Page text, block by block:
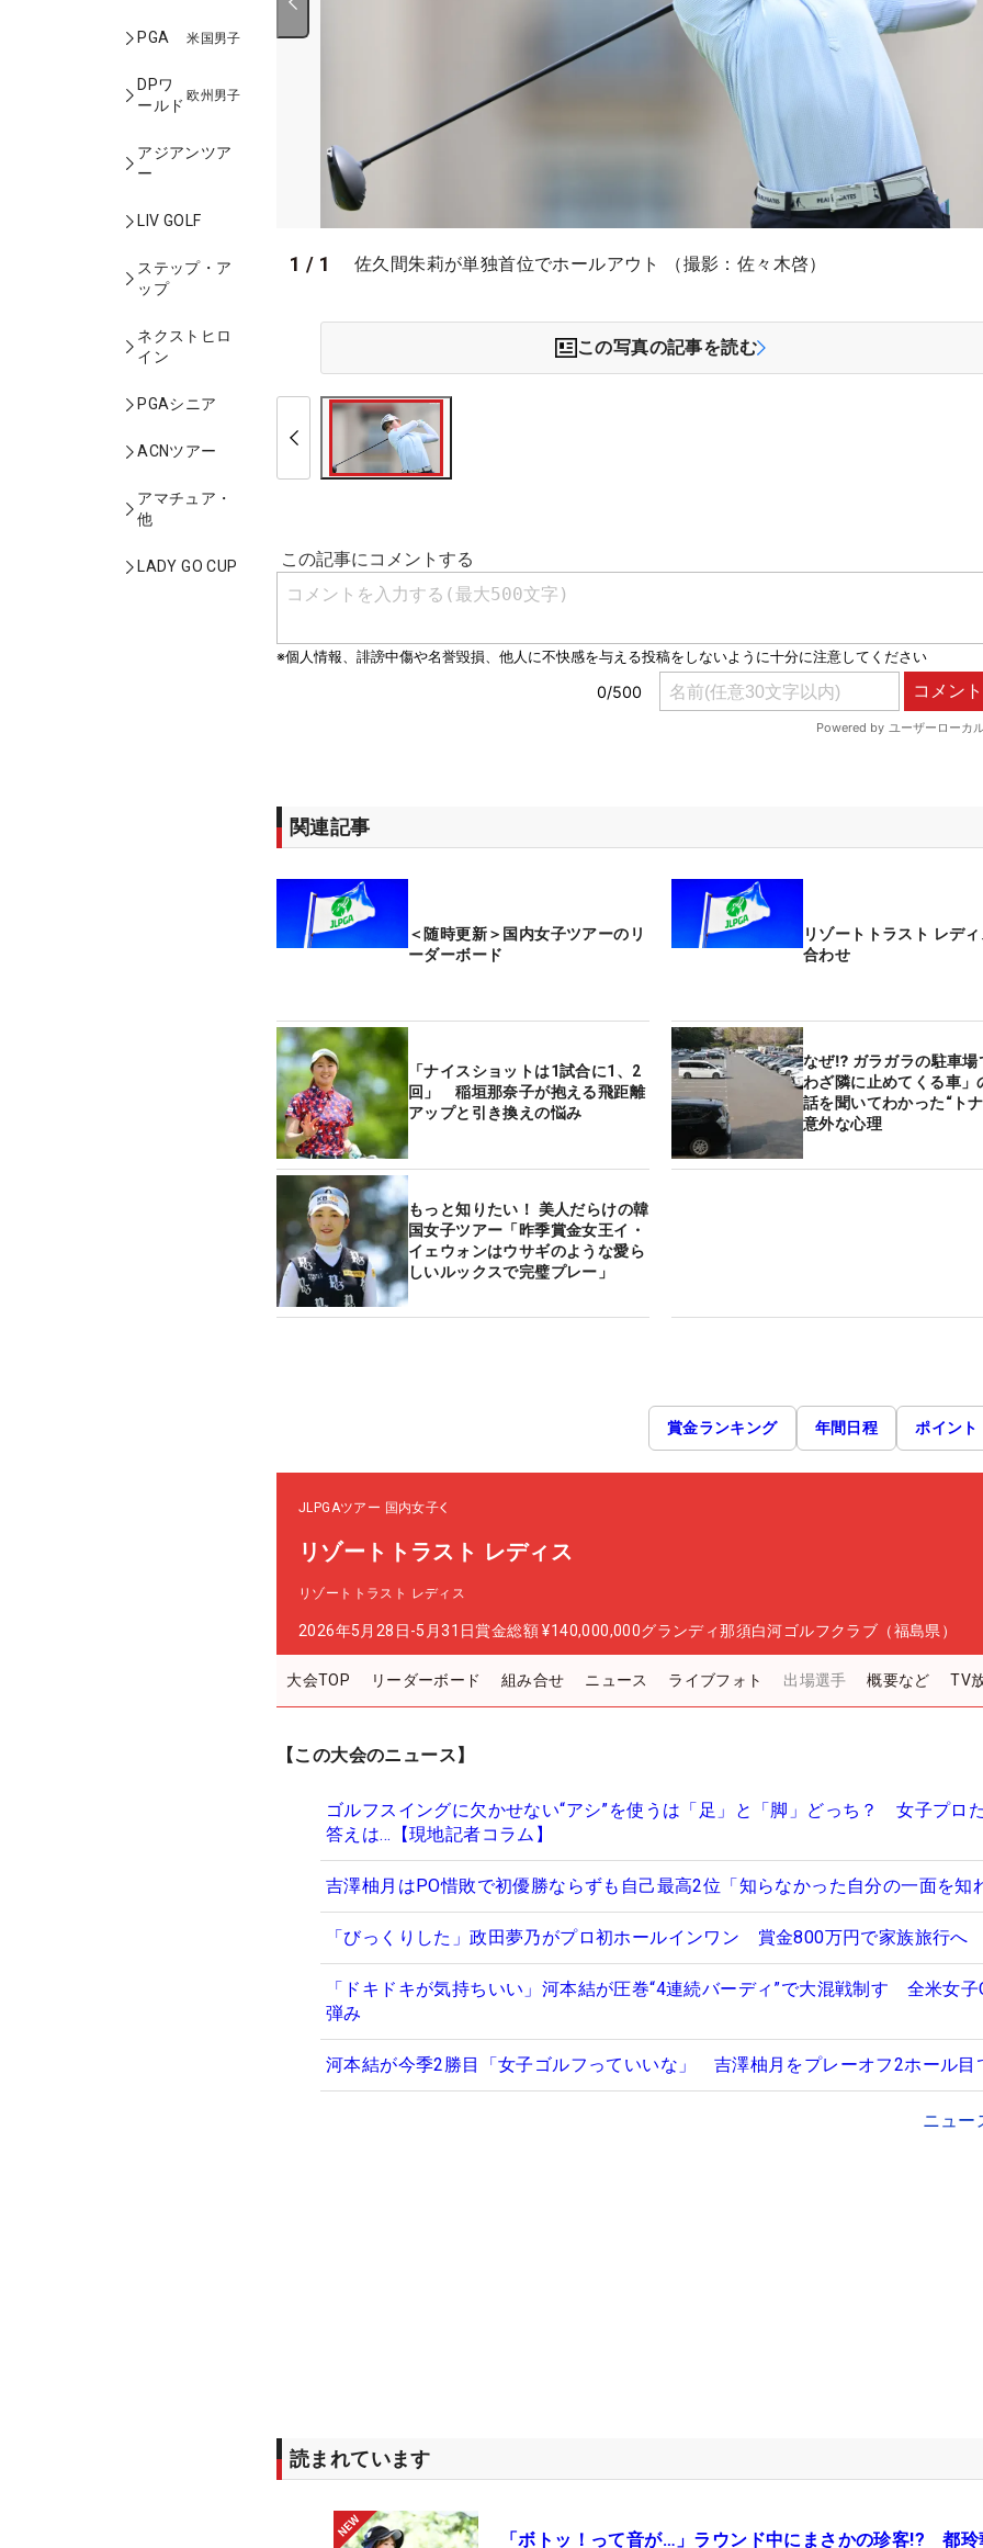
PGA 米国男子
DPワ
ールド
欧州男子
アジアンツア
ー
LIV GOLF
ステップ・ア
ップ
ネクストヒロ
イン
PGAシニア
ACNツアー
アマチュア・
他
LADY GO CUP
1 / 1 佐久間朱莉が単独首位でホールアウト （撮影：佐々木啓）
この写真の記事を読む
関連記事
＜随時更新＞国内女子ツアーのリ
ーダーボード
リゾートトラスト レデ
合わせ
「ナイスショットは1試合に1、2
回」 稲垣那奈子が抱える飛距離
アップと引き換えの悩み
なぜ⁉ ガラガラの駐車場
わざ隣に止めてくる車
話を聞いてわかった“ト
意外な心理
もっと知りたい！ 美人だらけの韓
国女子ツアー「昨季賞金女王イ・
イェウォンはウサギのような愛ら
しいルックスで完璧プレー」
賞金ランキング 年間日程 ポイント
JLPGAツアー 国内女子
リゾートトラスト レディス
リゾートトラスト レディス
2026年5月28日-5月31日賞金総額 ¥140,000,000グランディ那須白河ゴルフクラブ（福島県）
大会TOP リーダーボード 組み合せ ニュース ライブフォト 出場選手 概要など TV
【この大会のニュース】
ゴルフスイングに欠かせない“アシ”を使うは「足」と「脚」どっち？ 女子プロ
答えは…【現地記者コラム】
吉澤柚月はPO惜敗で初優勝ならずも自己最高2位「知らなかった自分の一面を知
「びっくりした」政田夢乃がプロ初ホールインワン 賞金800万円で家族旅行へ
「ドキドキが気持ちいい」河本結が圧巻“4連続バーディ”で大混戦制す 全米女子
弾み
河本結が今季2勝目「女子ゴルフっていいな」 吉澤柚月をプレーオフ2ホール目
ニュー
読まれています
「ボトッ！って音が…」ラウンド中にまさかの珍客!? 都玲